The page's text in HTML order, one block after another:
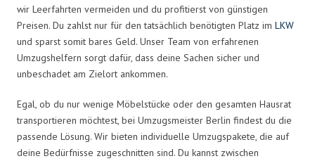
wir Leerfahrten vermeiden und du profitierst von günstigen
Preisen. Du zahlst nur für den tatsächlich benötigten Platz im LKW
und sparst somit bares Geld. Unser Team von erfahrenen
Umzugshelfern sorgt dafür, dass deine Sachen sicher und
unbeschadet am Zielort ankommen.
Egal, ob du nur wenige Möbelstücke oder den gesamten Hausrat
transportieren möchtest, bei Umzugsmeister Berlin findest du die
passende Lösung. Wir bieten individuelle Umzugspakete, die auf
deine Bedürfnisse zugeschnitten sind. Du kannst zwischen